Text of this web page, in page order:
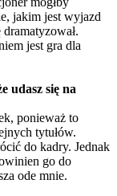
jakim jest wyjazd
jest gra dla
udasz się na
ponieważ to
tytułów.
do kadry. Jednak
go do
ode mnie.